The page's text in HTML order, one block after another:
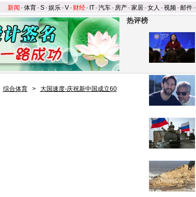
新闻 -体育-S-娱乐-V- 财经- IT-汽车- 房产-家居-女人 -视频-邮件-
热评榜
综合体育 >
大国速度-庆祝新中国成立60